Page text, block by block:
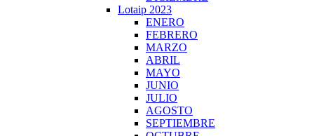
Lotaip 2023
ENERO
FEBRERO
MARZO
ABRIL
MAYO
JUNIO
JULIO
AGOSTO
SEPTIEMBRE